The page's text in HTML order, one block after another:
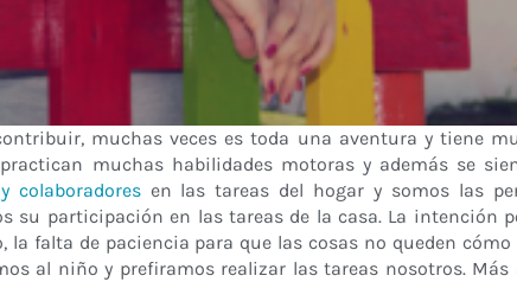
muchas veces es toda una aventura y tiene
muchas habilidades motoras y además se
colaboradoresen las tareas del hogar y somos las
su participación en las tareas de la casa. La intención
la falta de paciencia para que las cosas no queden cómo
al niño y prefiramos realizar las tareas nosotros. Más